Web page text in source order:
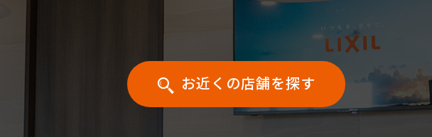
お近くの店舗を探す